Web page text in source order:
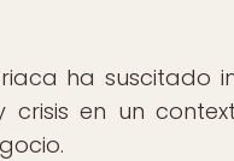
ha suscitado
en un